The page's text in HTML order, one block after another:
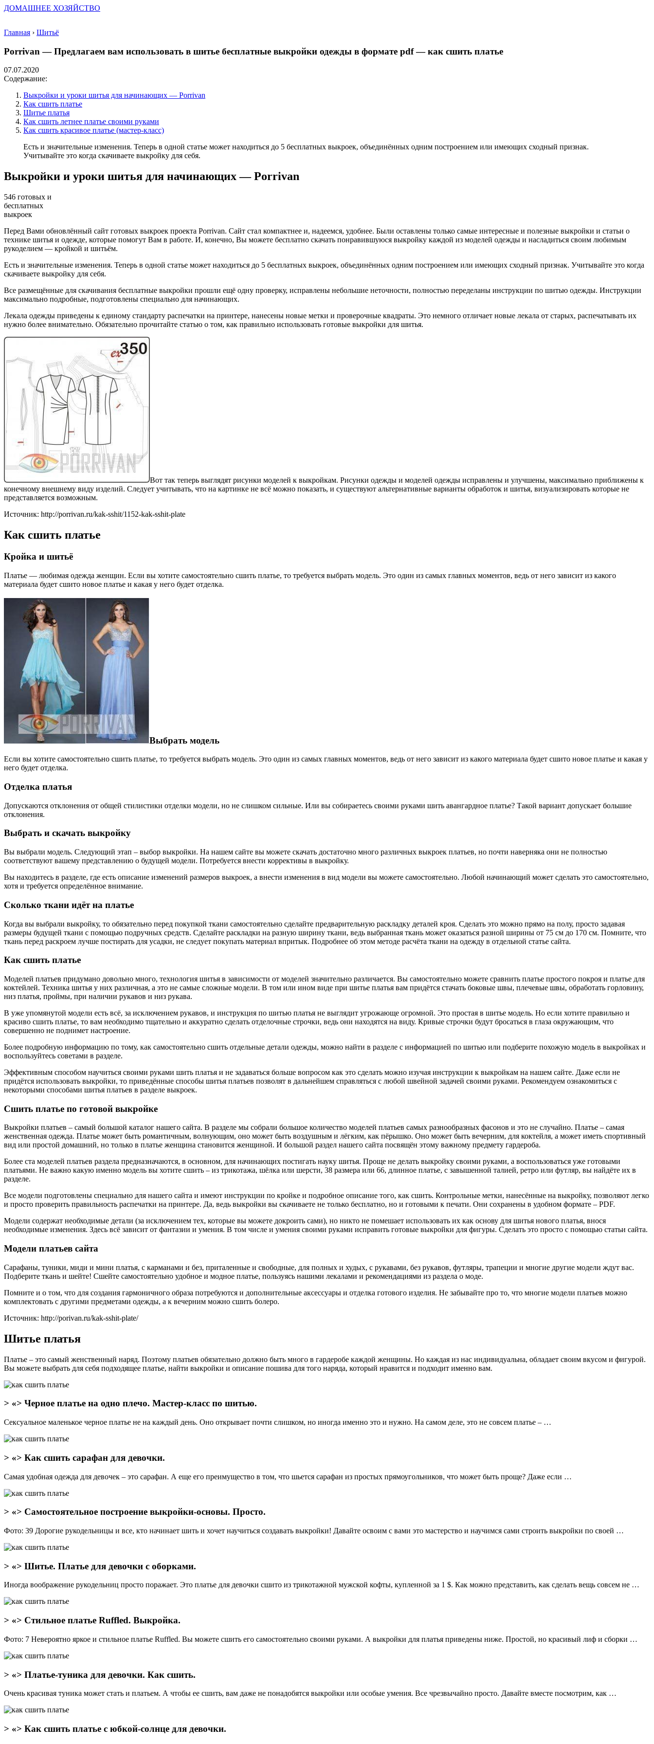
ДОМАШНЕЕ ХОЗЯЙСТВО
Главная › Шитьё
Porrivan — Предлагаем вам использовать в шитье бесплатные выкройки одежды в формате pdf — как сшить платье
07.07.2020
Содержание:
Выкройки и уроки шитья для начинающих — Porrivan
Как сшить платье
Шитье платья
Как сшить летнее платье своими руками
Как сшить красивое платье (мастер-класс)
Есть и значительные изменения. Теперь в одной статье может находиться до 5 бесплатных выкроек, объединённых одним построением или имеющих сходный признак.
Учитывайте это когда скачиваете выкройку для себя.
Выкройки и уроки шитья для начинающих — Porrivan
546 готовых и
бесплатных
выкроек
Перед Вами обновлённый сайт готовых выкроек проекта Porrivan. Сайт стал компактнее и, надеемся, удобнее. Были оставлены только самые интересные и полезные выкройки и статьи о
технике шитья и одежде, которые помогут Вам в работе. И, конечно, Вы можете бесплатно скачать понравившуюся выкройку каждой из моделей одежды и насладиться своим любимым
рукоделием — кройкой и шитьём.
Есть и значительные изменения. Теперь в одной статье может находиться до 5 бесплатных выкроек, объединённых одним построением или имеющих сходный признак. Учитывайте это когда
скачиваете выкройку для себя.
Все размещённые для скачивания бесплатные выкройки прошли ещё одну проверку, исправлены небольшие неточности, полностью переделаны инструкции по шитью одежды. Инструкции
максимально подробные, подготовлены специально для начинающих.
Лекала одежды приведены к единому стандарту распечатки на принтере, нанесены новые метки и проверочные квадраты. Это немного отличает новые лекала от старых, распечатывать их
нужно более внимательно. Обязательно прочитайте статью о том, как правильно использовать готовые выкройки для шитья.
Вот так теперь выглядят рисунки моделей к выкройкам. Рисунки одежды и моделей одежды исправлены и улучшены, максимально приближены к
конечному внешнему виду изделий. Следует учитывать, что на картинке не всё можно показать, и существуют альтернативные варианты обработок и шитья, визуализировать которые не
представляется возможным.
Источник: http://porrivan.ru/kak-sshit/1152-kak-sshit-plate
Как сшить платье
Кройка и шитьё
Платье — любимая одежда женщин. Если вы хотите самостоятельно сшить платье, то требуется выбрать модель. Это один из самых главных моментов, ведь от него зависит из какого
материала будет сшито новое платье и какая у него будет отделка.
Выбрать модель
Если вы хотите самостоятельно сшить платье, то требуется выбрать модель. Это один из самых главных моментов, ведь от него зависит из какого материала будет сшито новое платье и какая у
него будет отделка.
Отделка платья
Допускаются отклонения от общей стилистики отделки модели, но не слишком сильные. Или вы собираетесь своими руками шить авангардное платье? Такой вариант допускает большие
отклонения.
Выбрать и скачать выкройку
Вы выбрали модель. Следующий этап – выбор выкройки. На нашем сайте вы можете скачать достаточно много различных выкроек платьев, но почти наверняка они не полностью
соответствуют вашему представлению о будущей модели. Потребуется внести коррективы в выкройку.
Вы находитесь в разделе, где есть описание изменений размеров выкроек, а внести изменения в вид модели вы можете самостоятельно. Любой начинающий может сделать это самостоятельно,
хотя и требуется определённое внимание.
Сколько ткани идёт на платье
Когда вы выбрали выкройку, то обязательно перед покупкой ткани самостоятельно сделайте предварительную раскладку деталей кроя. Сделать это можно прямо на полу, просто задавая
размеры будущей ткани с помощью подручных средств. Сделайте раскладки на разную ширину ткани, ведь выбранная ткань может оказаться разной ширины от 75 см до 170 см. Помните, что
ткань перед раскроем лучше постирать для усадки, не следует покупать материал впритык. Подробнее об этом методе расчёта ткани на одежду в отдельной статье сайта.
Как сшить платье
Моделей платьев придумано довольно много, технология шитья в зависимости от моделей значительно различается. Вы самостоятельно можете сравнить платье простого покроя и платье для
коктейлей. Техника шитья у них различная, а это не самые сложные модели. В том или ином виде при шитье платья вам придётся стачать боковые швы, плечевые швы, обработать горловину,
низ платья, проймы, при наличии рукавов и низ рукава.
В уже упомянутой модели есть всё, за исключением рукавов, и инструкция по шитью платья не выглядит угрожающе огромной. Это простая в шитье модель. Но если хотите правильно и
красиво сшить платье, то вам необходимо тщательно и аккуратно сделать отделочные строчки, ведь они находятся на виду. Кривые строчки будут бросаться в глаза окружающим, что
совершенно не поднимет настроение.
Более подробную информацию по тому, как самостоятельно сшить отдельные детали одежды, можно найти в разделе с информацией по шитью или подберите похожую модель в выкройках и
воспользуйтесь советами в разделе.
Эффективным способом научиться своими руками шить платья и не задаваться больше вопросом как это сделать можно изучая инструкции к выкройкам на нашем сайте. Даже если не
придётся использовать выкройки, то приведённые способы шитья платьев позволят в дальнейшем справляться с любой швейной задачей своими руками. Рекомендуем ознакомиться с
некоторыми способами шитья платьев в разделе выкроек.
Сшить платье по готовой выкройке
Выкройки платьев – самый большой каталог нашего сайта. В разделе мы собрали большое количество моделей платьев самых разнообразных фасонов и это не случайно. Платье – самая
женственная одежда. Платье может быть романтичным, волнующим, оно может быть воздушным и лёгким, как пёрышко. Оно может быть вечерним, для коктейля, а может иметь спортивный
вид или простой домашний, но только в платье женщина становится женщиной. И большой раздел нашего сайта посвящён этому важному предмету гардероба.
Более ста моделей платьев раздела предназначаются, в основном, для начинающих постигать науку шитья. Проще не делать выкройку своими руками, а воспользоваться уже готовыми
платьями. Не важно какую именно модель вы хотите сшить – из трикотажа, шёлка или шерсти, 38 размера или 66, длинное платье, с завышенной талией, ретро или футляр, вы найдёте их в
разделе.
Все модели подготовлены специально для нашего сайта и имеют инструкции по кройке и подробное описание того, как сшить. Контрольные метки, нанесённые на выкройку, позволяют легко
и просто проверить правильность распечатки на принтере. Да, ведь выкройки вы скачиваете не только бесплатно, но и готовыми к печати. Они сохранены в удобном формате – PDF.
Модели содержат необходимые детали (за исключением тех, которые вы можете докроить сами), но никто не помешает использовать их как основу для шитья нового платья, внося
необходимые изменения. Здесь всё зависит от фантазии и умения. В том числе и умения своими руками исправить готовые выкройки для фигуры. Сделать это просто с помощью статьи сайта.
Модели платьев сайта
Сарафаны, туники, миди и мини платья, с карманами и без, приталенные и свободные, для полных и худых, с рукавами, без рукавов, футляры, трапеции и многие другие модели ждут вас.
Подберите ткань и шейте! Сшейте самостоятельно удобное и модное платье, пользуясь нашими лекалами и рекомендациями из раздела о моде.
Помните и о том, что для создания гармоничного образа потребуются и дополнительные аксессуары и отделка готового изделия. Не забывайте про то, что многие модели платьев можно
комплектовать с другими предметами одежды, а к вечерним можно сшить болеро.
Источник: http://porivan.ru/kak-sshit-plate/
Шитье платья
Платье – это самый женственный наряд. Поэтому платьев обязательно должно быть много в гардеробе каждой женщины. Но каждая из нас индивидуальна, обладает своим вкусом и фигурой.
Вы можете выбрать для себя подходящее платье, найти выкройки и описание пошива для того наряда, который нравится и подходит именно вам.
> «> Черное платье на одно плечо. Мастер-класс по шитью.
Сексуальное маленькое черное платье не на каждый день. Оно открывает почти слишком, но иногда именно это и нужно. На самом деле, это не совсем платье – …
> «> Как сшить сарафан для девочки.
Самая удобная одежда для девочек – это сарафан. А еще его преимущество в том, что шьется сарафан из простых прямоугольников, что может быть проще? Даже если …
> «> Самостоятельное построение выкройки-основы. Просто.
Фото: 39 Дорогие рукодельницы и все, кто начинает шить и хочет научиться создавать выкройки! Давайте освоим с вами это мастерство и научимся сами строить выкройки по своей …
> «> Шитье. Платье для девочки с оборками.
Иногда воображение рукодельниц просто поражает. Это платье для девочки сшито из трикотажной мужской кофты, купленной за 1 $. Как можно представить, как сделать вещь совсем не …
> «> Стильное платье Ruffled. Выкройка.
Фото: 7 Невероятно яркое и стильное платье Ruffled. Вы можете сшить его самостоятельно своими руками. А выкройки для платья приведены ниже. Простой, но красивый лиф и сборки …
> «> Платье-туника для девочки. Как сшить.
Очень красивая туника может стать и платьем. А чтобы ее сшить, вам даже не понадобятся выкройки или особые умения. Все чрезвычайно просто. Давайте вместе посмотрим, как …
> «> Как сшить платье с юбкой-солнце для девочки.